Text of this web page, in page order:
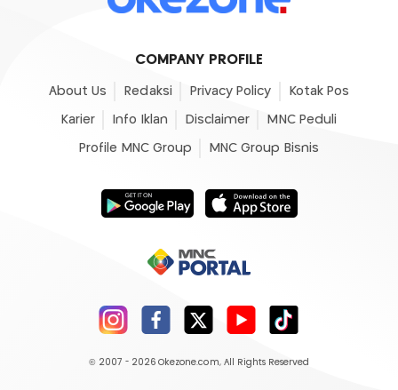
COMPANY PROFILE
About Us Redaksi Privacy Policy Kotak Pos
Karier Info Iklan Disclaimer MNC Peduli
Profile MNC Group MNC Group Bisnis
© 2007 - 2026 Okezone.com, All Rights Reserved